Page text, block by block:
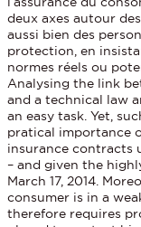
deux axes autour
aussi bien des
protection, en
normes réels ou
Analysing the link
and a technical law
an easy task. Yet,
pratical importance
insurance contracts
– and given the
March 17, 2014.
consumer is in a
therefore requires